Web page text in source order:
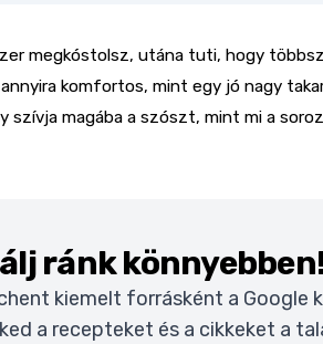
megkóstolsz, utána tuti, hogy
komfortos, mint egy jó nagy
szívja magába a szószt, mint mi a
ránk
kiemelt forrásként a Google
a recepteket és a cikkeket a